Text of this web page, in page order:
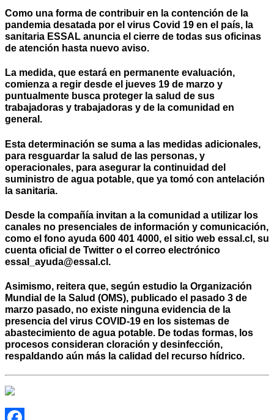
Como una forma de contribuir en la contención de la
pandemia desatada por el virus Covid 19 en el país, la
sanitaria ESSAL anuncia el cierre de todas sus oficinas
de atención hasta nuevo aviso.
La medida, que estará en permanente evaluación,
comienza a regir desde el jueves 19 de marzo y
puntualmente busca proteger la salud de sus
trabajadoras y trabajadoras y de la comunidad en
general.
Esta determinación se suma a las medidas adicionales,
para resguardar la salud de las personas, y
operacionales, para asegurar la continuidad del
suministro de agua potable, que ya tomó con antelación
la sanitaria.
Desde la compañía invitan a la comunidad a utilizar los
canales no presenciales de información y comunicación,
como el fono ayuda 600 401 4000, el sitio web essal.cl, su
cuenta oficial de Twitter o el correo electrónico
essal_ayuda@essal.cl.
Asimismo, reitera que, según estudio la Organización
Mundial de la Salud (OMS), publicado el pasado 3 de
marzo pasado, no existe ninguna evidencia de la
presencia del virus COVID-19 en los sistemas de
abastecimiento de agua potable. De todas formas, los
procesos consideran cloración y desinfección,
respaldando aún más la calidad del recurso hídrico.